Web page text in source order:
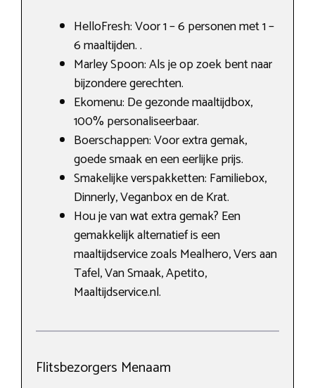
HelloFresh: Voor 1 – 6 personen met 1 –
6 maaltijden. .
Marley Spoon: Als je op zoek bent naar
bijzondere gerechten.
Ekomenu: De gezonde maaltijdbox,
100% personaliseerbaar.
Boerschappen: Voor extra gemak,
goede smaak en een eerlijke prijs.
Smakelijke verspakketten: Familiebox,
Dinnerly, Veganbox en de Krat.
Hou je van wat extra gemak? Een
gemakkelijk alternatief is een
maaltijdservice zoals Mealhero, Vers aan
Tafel, Van Smaak, Apetito,
Maaltijdservice.nl.
Flitsbezorgers Menaam